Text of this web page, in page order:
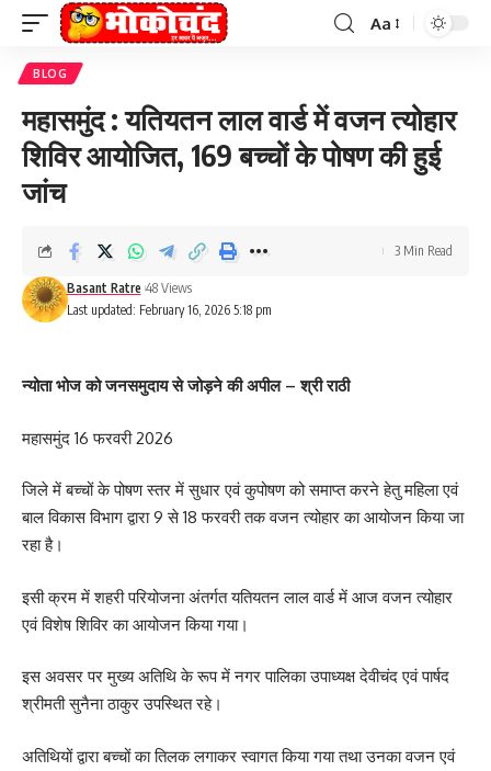
Font
Aa
BLOG
महासमुंद : यतियतन लाल वार्ड में वजन त्योहार
शिविर आयोजित, 169 बच्चों के पोषण की हुई
जांच
Last updated: February 16, 2026 5:18 pm
Basant Ratre 48 Views
3 Min Read
न्योता भोज को जनसमुदाय से जोड़ने की अपील – श्री राठी
महासमुंद 16 फरवरी 2026
जिले में बच्चों के पोषण स्तर में सुधार एवं कुपोषण को समाप्त करने हेतु महिला एवं
बाल विकास विभाग द्वारा 9 से 18 फरवरी तक वजन त्योहार का आयोजन किया जा
रहा है।
इसी क्रम में शहरी परियोजना अंतर्गत यतियतन लाल वार्ड में आज वजन त्योहार
एवं विशेष शिविर का आयोजन किया गया।
इस अवसर पर मुख्य अतिथि के रूप में नगर पालिका उपाध्यक्ष देवीचंद एवं पार्षद
श्रीमती सुनैना ठाकुर उपस्थित रहे।
अतिथियों द्वारा बच्चों का तिलक लगाकर स्वागत किया गया तथा उनका वजन एवं